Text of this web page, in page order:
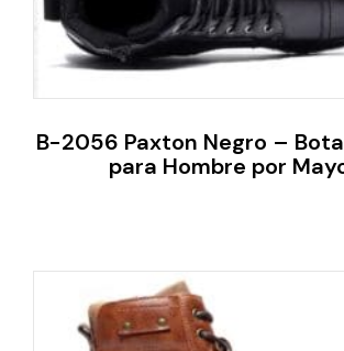
B-2056 Paxton Negro –
para Hombre por